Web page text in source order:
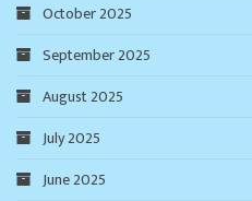
October 2025
September 2025
August 2025
July 2025
June 2025